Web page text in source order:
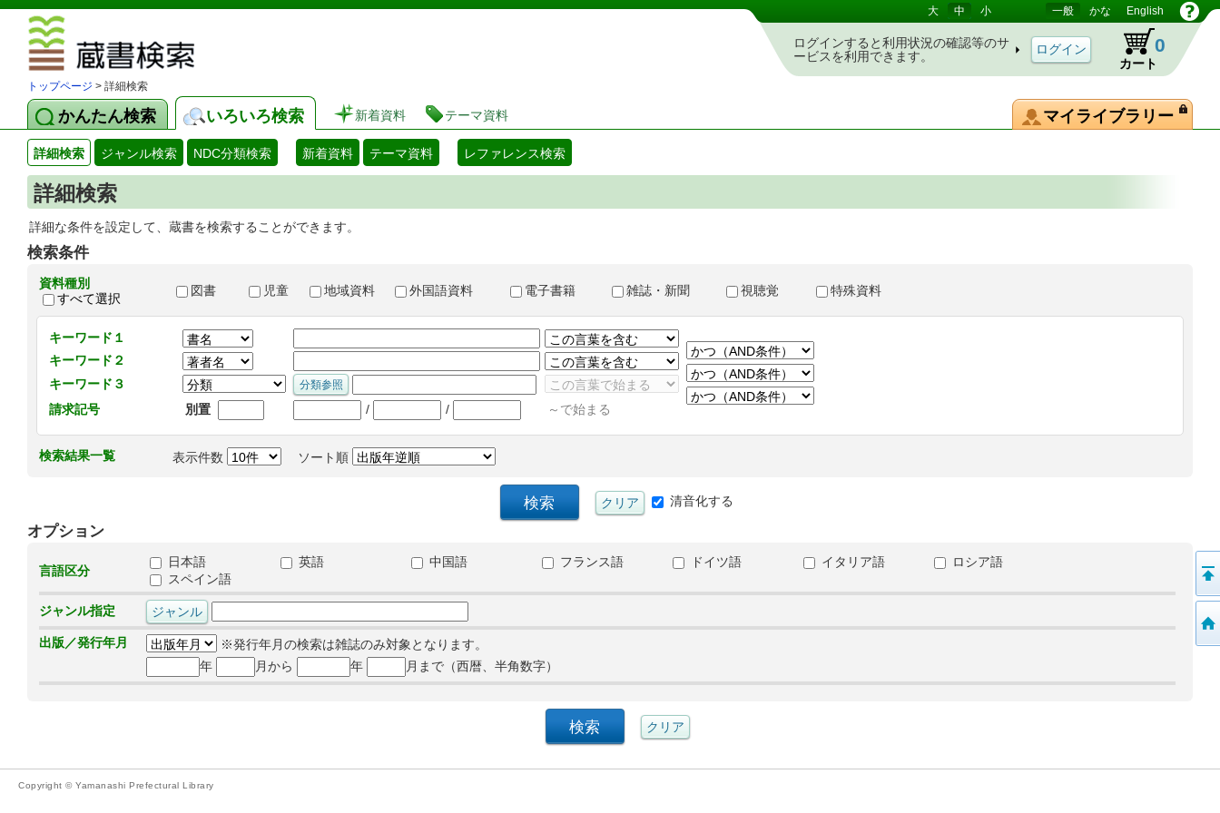
大 中 小 一般 かな English
ログインすると利用状況の確認等のサ
ービスを利用できます。
カート
0
トップページ > 詳細検索
かんたん検索 いろいろ検索 新着資料 テーマ資料 マイライブラリー
詳細検索 ジャンル検索 NDC分類検索 新着資料 テーマ資料 レファレンス検索
詳細検索
詳細な条件を設定して、蔵書を検索することができます。
検索条件
資料種別
すべて選択
図書 児童 地域資料 外国語資料 電子書籍 雑誌・新聞 視聴覚 特殊資料
キーワード１
キーワード２
キーワード３
請求記号
別置 / / ～で始まる
検索結果一覧 表示件数 ソート順
清音化する
オプション
言語区分
日本語 英語 中国語 フランス語 ドイツ語 イタリア語
ロシア語
スペイン語
ジャンル指定
出版／発行年月
※発行年月の検索は雑誌のみ対象となります。
年
月から 年 月まで（西暦、半角数字）
Copyright © Yamanashi Prefectural Library